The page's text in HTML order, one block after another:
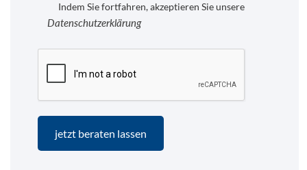
Indem Sie fortfahren, akzeptieren Sie unsere
Datenschutzerklärung